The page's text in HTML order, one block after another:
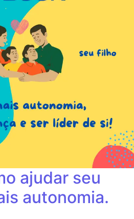
ajudar seu
autonomia.